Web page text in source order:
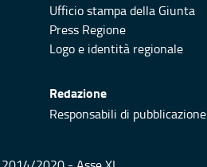
Ufficio stampa della Giunta
Press Regione
Logo e identità regionale
Redazione
Responsabili di pubblicazione